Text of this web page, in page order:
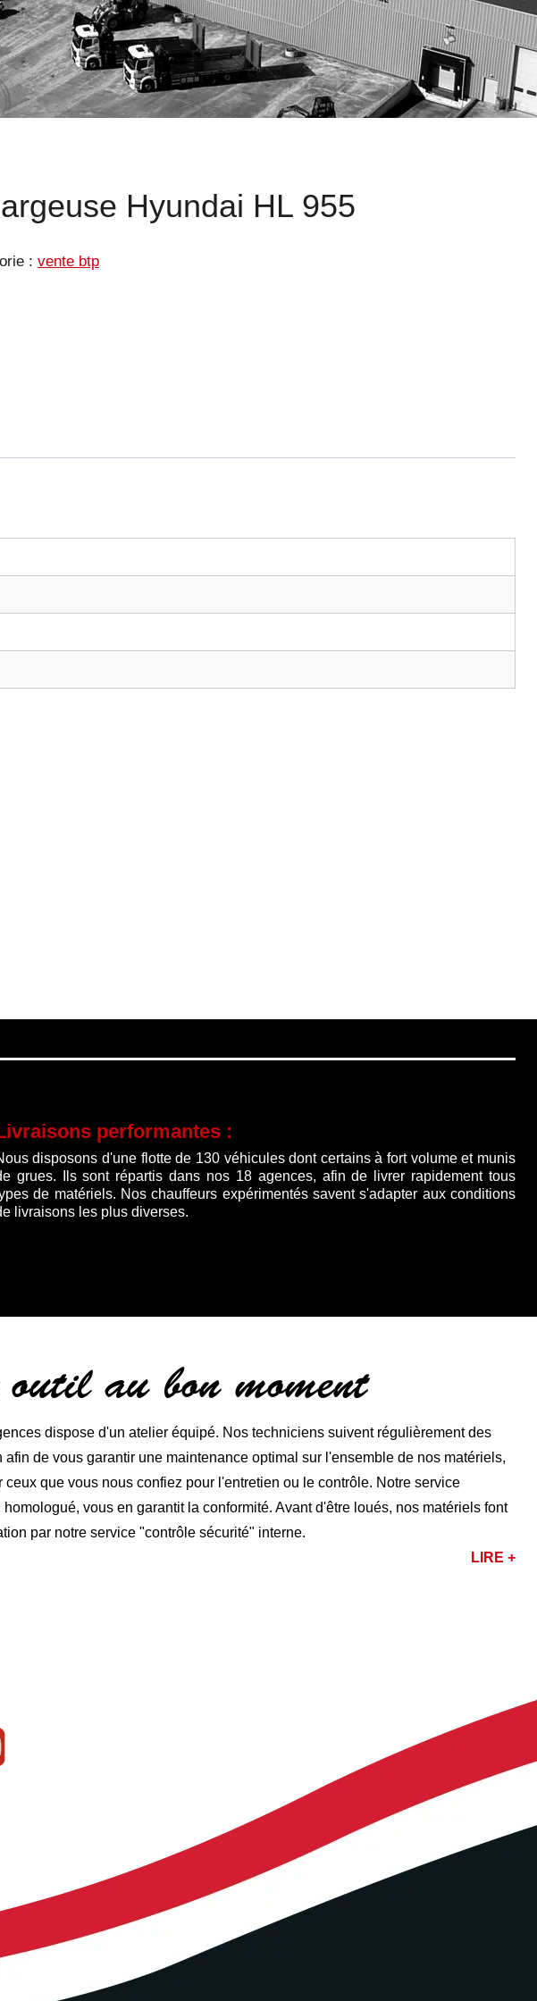
Hyundai HL 955
: vente btp
performantes :
disposons d'une flotte de 130 véhicules dont certains à fort volume et munis
grues. Ils sont répartis dans nos 18 agences, afin de livrer rapidement tous
de matériels. Nos chauffeurs expérimentés savent s'adapter aux conditions
livraisons les plus diverses.
au bon moment
dispose d'un atelier équipé. Nos techniciens suivent régulièrement des
afin de vous garantir une maintenance optimal sur l'ensemble de nos matériels,
ceux que vous nous confiez pour l'entretien ou le contrôle. Notre service
vous en garantit la conformité. Avant d'être loués, nos matériels font
par notre service "contrôle sécurité" interne.
LIRE +